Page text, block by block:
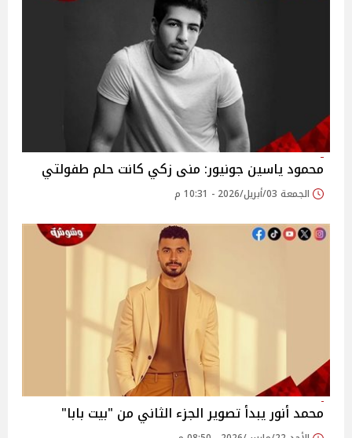
محمود ياسين جونيور: منى زكي كانت حلم طفولتي
الجمعة 03/أبريل/2026 - 10:31 م
محمد أنور يبدأ تصوير الجزء الثاني من "بيت بابا"